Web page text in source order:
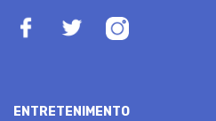
ENTRETENIMENTO